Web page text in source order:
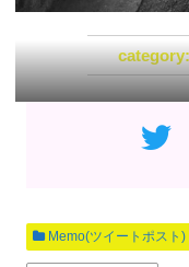
Memo(ツイートポスト)